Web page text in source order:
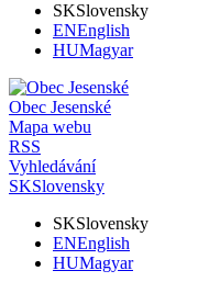
SKSlovensky
ENEnglish
HUMagyar
Obec Jesenské
Mapa webu
RSS
Vyhledávání
SKSlovensky
SKSlovensky
ENEnglish
HUMagyar